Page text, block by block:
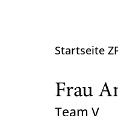
Startseite
Frau
Team V